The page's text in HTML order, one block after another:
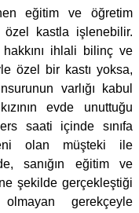
eğitim ve öğretim
özel kastla işlenebilir.
ihlali bilinç ve
özel bir kastı yoksa,
varlığı kabul
evde unuttuğu
saati içinde sınıfa
olan müşteki ile
sanığın eğitim ve
şekilde gerçekleştiği
olmayan gerekçeyle